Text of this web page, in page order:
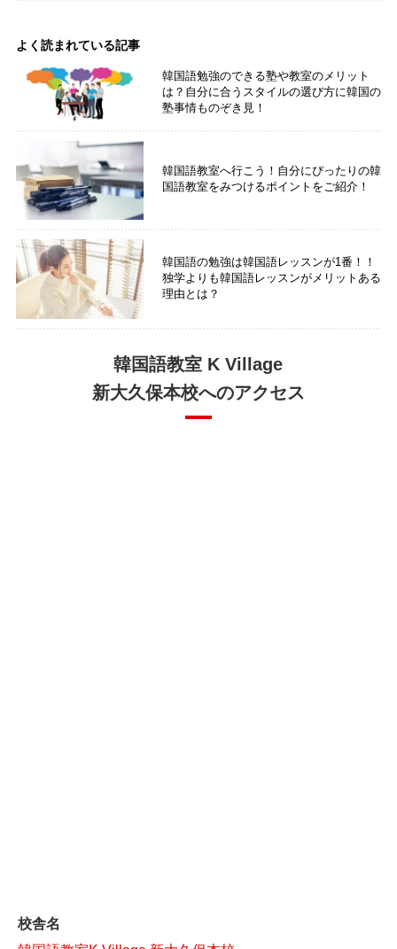
よく読まれている記事
韓国語勉強のできる塾や教室のメリット
は？自分に合うスタイルの選び方に韓国の
塾事情ものぞき見！
韓国語教室へ行こう！自分にぴったりの韓
国語教室をみつけるポイントをご紹介！
韓国語の勉強は韓国語レッスンが1番！！
独学よりも韓国語レッスンがメリットある
理由とは？
韓国語教室 K Village
新大久保本校へのアクセス
校舎名